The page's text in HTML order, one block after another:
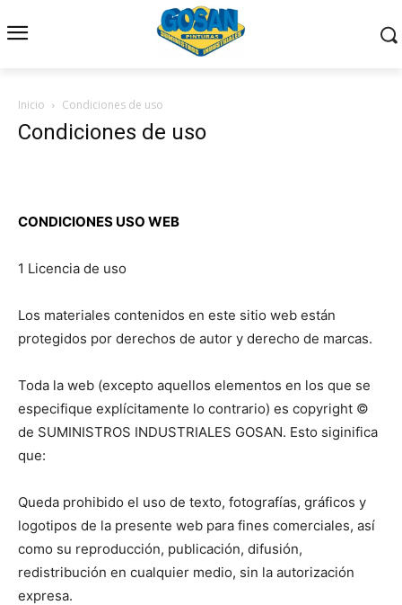
Inicio Condiciones de uso
Condiciones de uso
CONDICIONES USO WEB
1 Licencia de uso
Los materiales contenidos en este sitio web están
protegidos por derechos de autor y derecho de marcas.
Toda la web (excepto aquellos elementos en los que se
especifique explícitamente lo contrario) es copyright ©
de SUMINISTROS INDUSTRIALES GOSAN. Esto siginifica
que:
Queda prohibido el uso de texto, fotografías, gráficos y
logotipos de la presente web para fines comerciales, así
como su reproducción, publicación, difusión,
redistribución en cualquier medio, sin la autorización
expresa.